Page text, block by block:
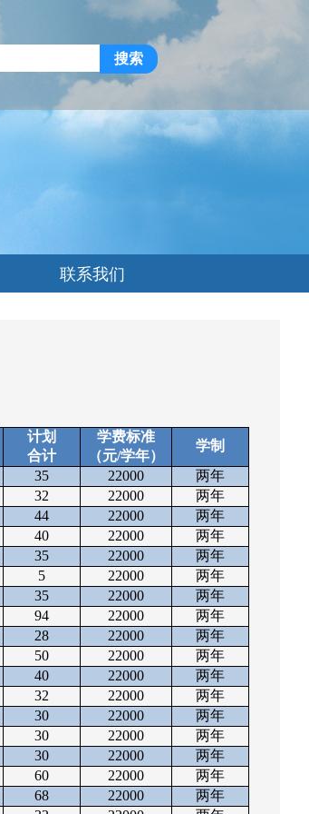
搜索
联系我们
计划
合计
学费标准
（元/学年）
学制
35 22000
两年
32 22000
两年
44 22000
两年
40 22000
两年
35 22000
两年
5 22000
两年
35 22000
两年
94 22000
两年
28 22000
两年
50 22000
两年
40 22000
两年
32 22000
两年
30 22000
两年
30 22000
两年
30 22000
两年
60 22000
两年
68 22000
两年